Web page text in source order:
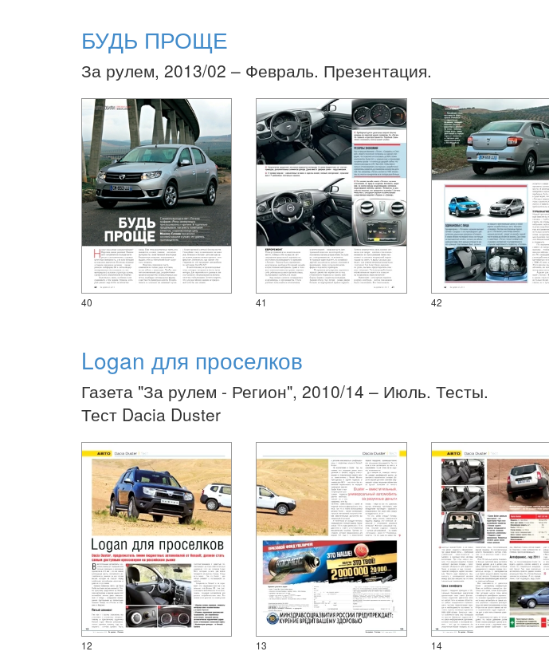
БУДЬ ПРОЩЕ
За рулем, 2013/02 – Февраль. Презентация.
40 41 42
Logan для проселков
Газета "За рулем - Регион", 2010/14 – Июль. Тесты.
Тест Dacia Duster
12 13 14